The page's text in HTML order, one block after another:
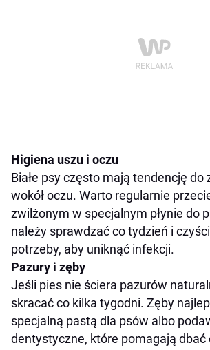
Higiena uszu i oczu
Białe psy często mają tendencję do
wokół oczu. Warto regularnie
zwilżonym w specjalnym płynie do
należy sprawdzać co tydzień i
potrzeby, aby uniknąć infekcji.
Pazury i zęby
Jeśli pies nie ściera pazurów
skracać co kilka tygodni. Zęby
specjalną pastą dla psów albo
dentystyczne, które pomagają dbać